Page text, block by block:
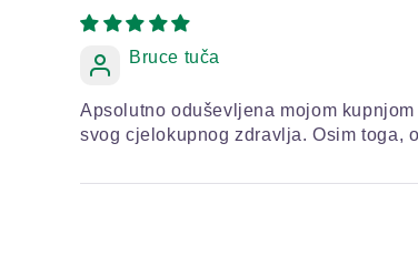
Bruce tuča
Apsolutno oduševljena mojom
svog cjelokupnog zdravlja. Osim toga,